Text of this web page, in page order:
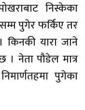
निस्केका
पुगेर फर्किए तर
किनकी यारा जाने
। नेता पौडेल मात्र
पुगेका